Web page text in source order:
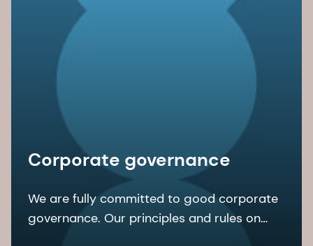
Corporate governance
We are fully committed to good corporate
governance. Our principles and rules on